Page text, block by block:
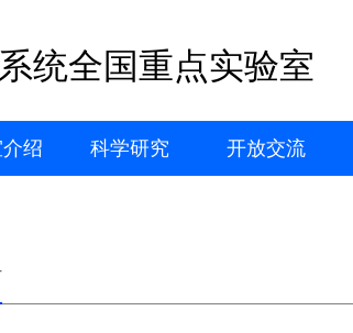
统全国重点实验室
绍 科学研究 开放交流